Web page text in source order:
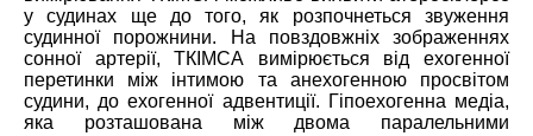
у судинах ще до того, як розпочнеться звуження
судинної порожнини. На повздовжніх зображеннях
сонної артерії, ТКІМСА вимірюється від ехогенної
перетинки між інтимою та анехогенною просвітом
судини, до ехогенної адвентиції. Гіпоехогенна медіа,
яка розташована між двома паралельними